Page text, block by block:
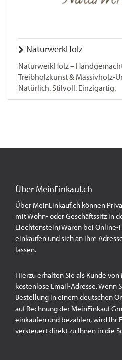
NaturwerkHolz
NaturwerkHolz –
Treibholzkunst & Massivholz-
Natürlich. Stilvoll. Einzigartig.
Über MeinEinkauf.ch
Über MeinEinkauf.ch können
mit Wohn- oder Geschäftssitz in
Liechtenstein) Waren bei
einkaufen und sich an ihre
lassen.
Hierzu erhalten Sie als Kunde
kostenlose Email-Adresse. Wenn
Bestellung in einem deutschen
auf Rechnung der MeinEinkauf
einkaufen und bezahlen, wird Ihr
versteuert direkt zu Ihnen in die